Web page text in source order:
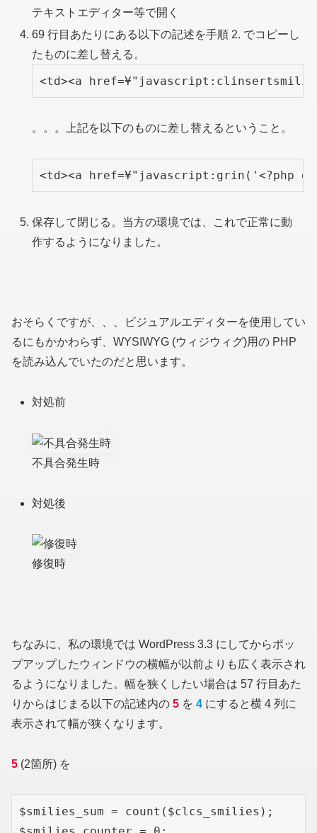
テキストエディター等で開く
69 行目あたりにある以下の記述を手順 2. でコピーし
たものに差し替える。
<td><a
。。。上記を以下のものに差し替えるということ。
<td><a href=¥"javascript:grin('<?php
保存して閉じる。当方の環境では、これで正常に動
作するようになりました。
おそらくですが、、、ビジュアルエディターを使用してい
るにもかかわらず、WYSIWYG (ウィジウィグ)用の PHP
を読み込んでいたのだと思います。
対処前
不具合発生時
対処後
修復時
ちなみに、私の環境では WordPress 3.3 にしてからポッ
プアップしたウィンドウの横幅が以前よりも広く表示され
るようになりました。幅を狭くしたい場合は 57 行目あた
りからはじまる以下の記述内の 5 を 4 にすると横 4 列に
表示されて幅が狭くなります。
5 (2箇所) を
$smilies_sum = count($clcs_smilies);